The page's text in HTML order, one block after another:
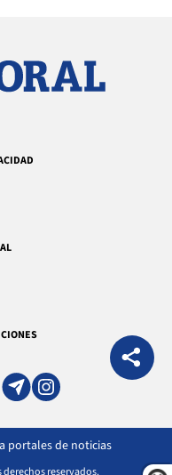
portales de noticias